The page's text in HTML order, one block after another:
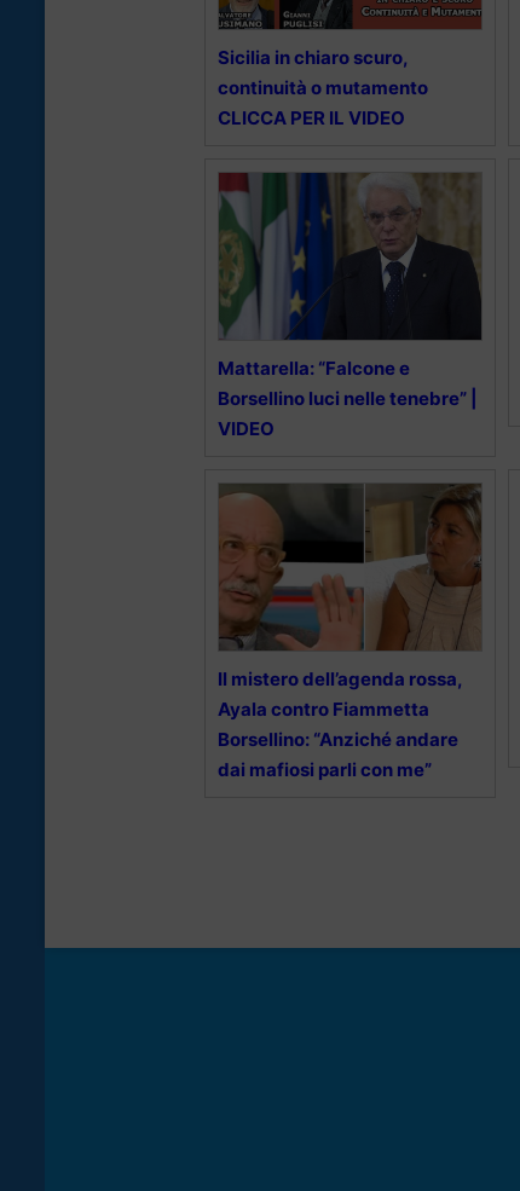
Sicilia in chiaro scuro,
continuità o mutamento
CLICCA PER IL VIDEO
Mattarella: “Falcone e
Borsellino luci nelle tenebre” |
VIDEO
Il mistero dell’agenda rossa,
Ayala contro Fiammetta
Borsellino: “Anziché andare
dai mafiosi parli con me”